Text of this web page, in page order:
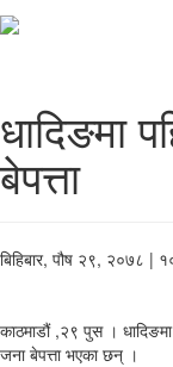
धादिङमा
बेपत्ता
बिहिबार, पौष २९, २०७८ |
काठमाडौं ,२९ पुस ।
जना बेपत्ता भएका छन् ।